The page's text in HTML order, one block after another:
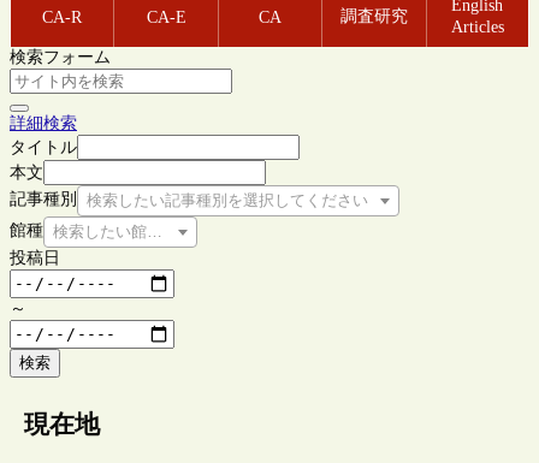
CA-R CA-E CA 調査研究
English
Articles
検索フォーム
詳細検索
タイトル
本文
記事種別
検索したい記事種別を選択してください
館種 検索したい館種を選択してください
投稿日
～
検索
現在地